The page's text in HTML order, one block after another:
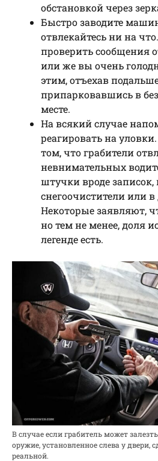
обстановкой через
Быстро заводите
отвлекайтесь ни на
проверить сообщения
или же вы очень
этим, отъехав
припарковавшись в
месте.
На всякий случае
реагировать на
том, что грабители
невнимательных
штучки вроде
снегоочистители или
Некоторые заявляют,
но тем не менее, доля
легенде есть.
В случае если грабитель может
оружие, установленное слева у двери,
реальной.